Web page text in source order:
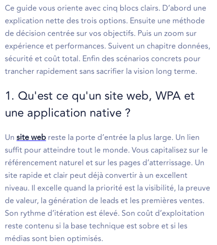
Ce guide vous oriente avec cinq blocs clairs. D’abord une
explication nette des trois options. Ensuite une méthode
de décision centrée sur vos objectifs. Puis un zoom sur
expérience et performances. Suivent un chapitre données,
sécurité et coût total. Enfin des scénarios concrets pour
trancher rapidement sans sacrifier la vision long terme.
1. Qu'est ce qu'un site web, WPA et
une application native ?
Un site web reste la porte d’entrée la plus large. Un lien
suffit pour atteindre tout le monde. Vous capitalisez sur le
référencement naturel et sur les pages d’atterrissage. Un
site rapide et clair peut déjà convertir à un excellent
niveau. Il excelle quand la priorité est la visibilité, la preuve
de valeur, la génération de leads et les premières ventes.
Son rythme d’itération est élevé. Son coût d’exploitation
reste contenu si la base technique est sobre et si les
médias sont bien optimisés.